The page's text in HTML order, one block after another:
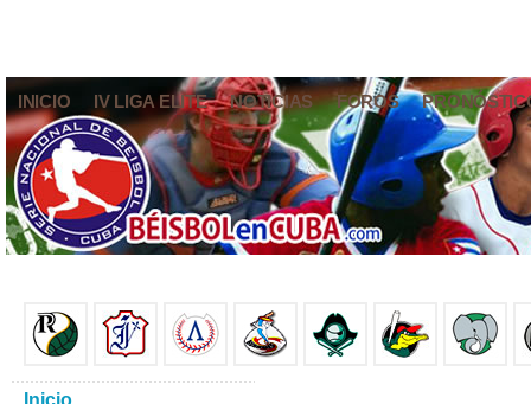
INICIO IV LIGA ELITE NOTICIAS FOROS
Inicio